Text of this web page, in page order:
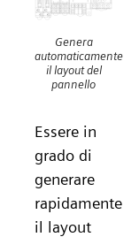
Genera
automaticamente
il layout del
pannello
Essere in
grado di
generare
rapidamente
il layout